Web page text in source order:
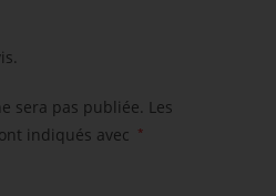
sera pas publiée. Les
indiqués avec
*